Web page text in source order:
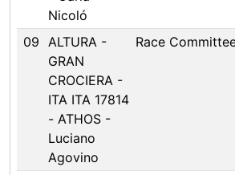
Nicoló
09 ALTURA -
GRAN
CROCIERA -
ITA ITA 17814
- ATHOS -
Luciano
Agovino
Race